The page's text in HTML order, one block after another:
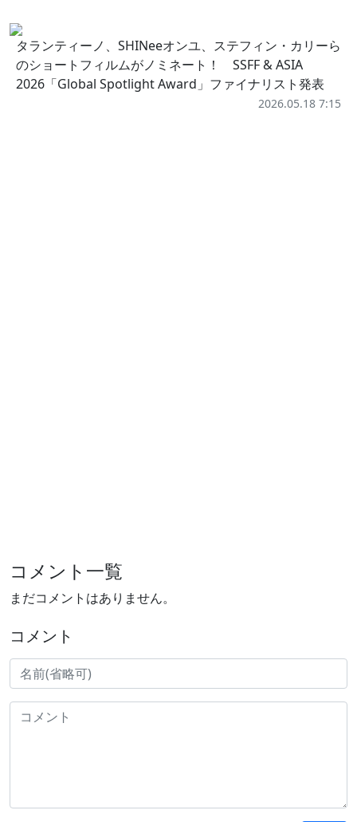
タランティーノ、SHINeeオンユ、ステフィン・カリーら
のショートフィルムがノミネート！ SSFF & ASIA
2026「Global Spotlight Award」ファイナリスト発表
2026.05.18 7:15
コメント一覧
まだコメントはありません。
コメント